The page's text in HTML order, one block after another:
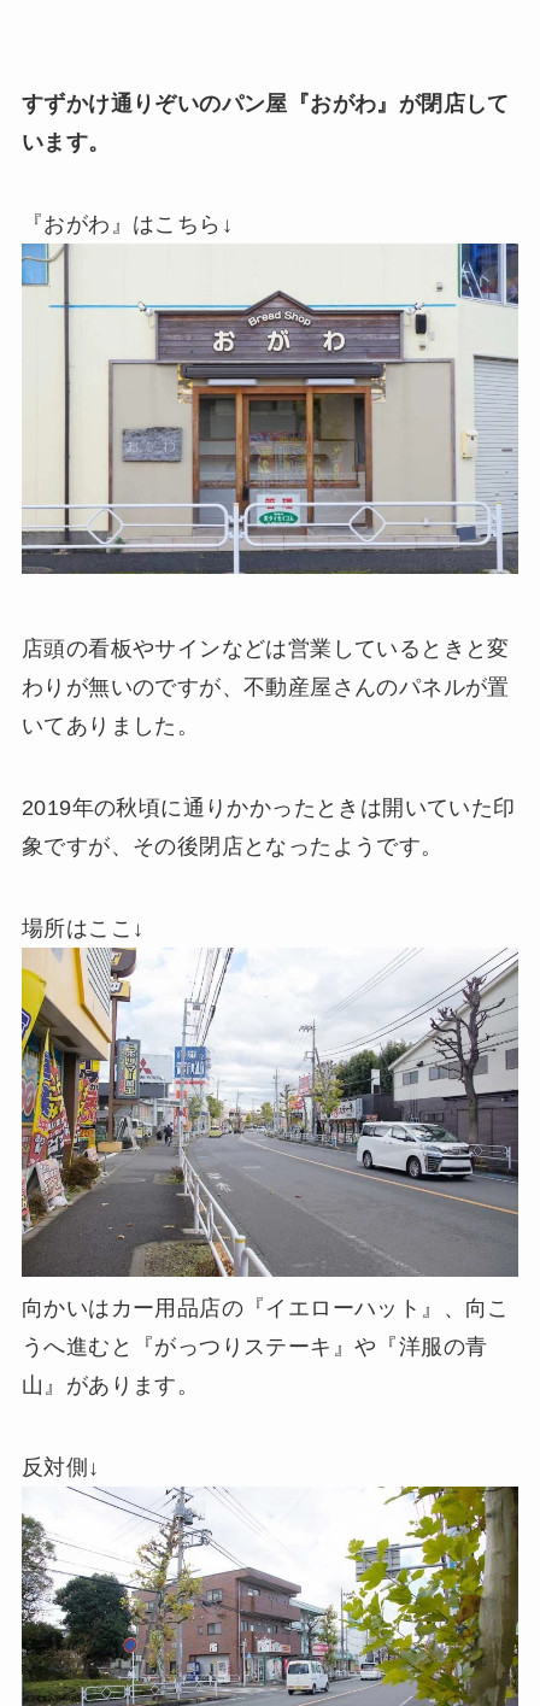
すずかけ通りぞいのパン屋『おがわ』が閉店して
います。
『おがわ』はこちら↓
店頭の看板やサインなどは営業しているときと変
わりが無いのですが、不動産屋さんのパネルが置
いてありました。
2019年の秋頃に通りかかったときは開いていた印
象ですが、その後閉店となったようです。
場所はここ↓
向かいはカー用品店の『イエローハット』、向こ
うへ進むと『がっつりステーキ』や『洋服の青
山』があります。
反対側↓